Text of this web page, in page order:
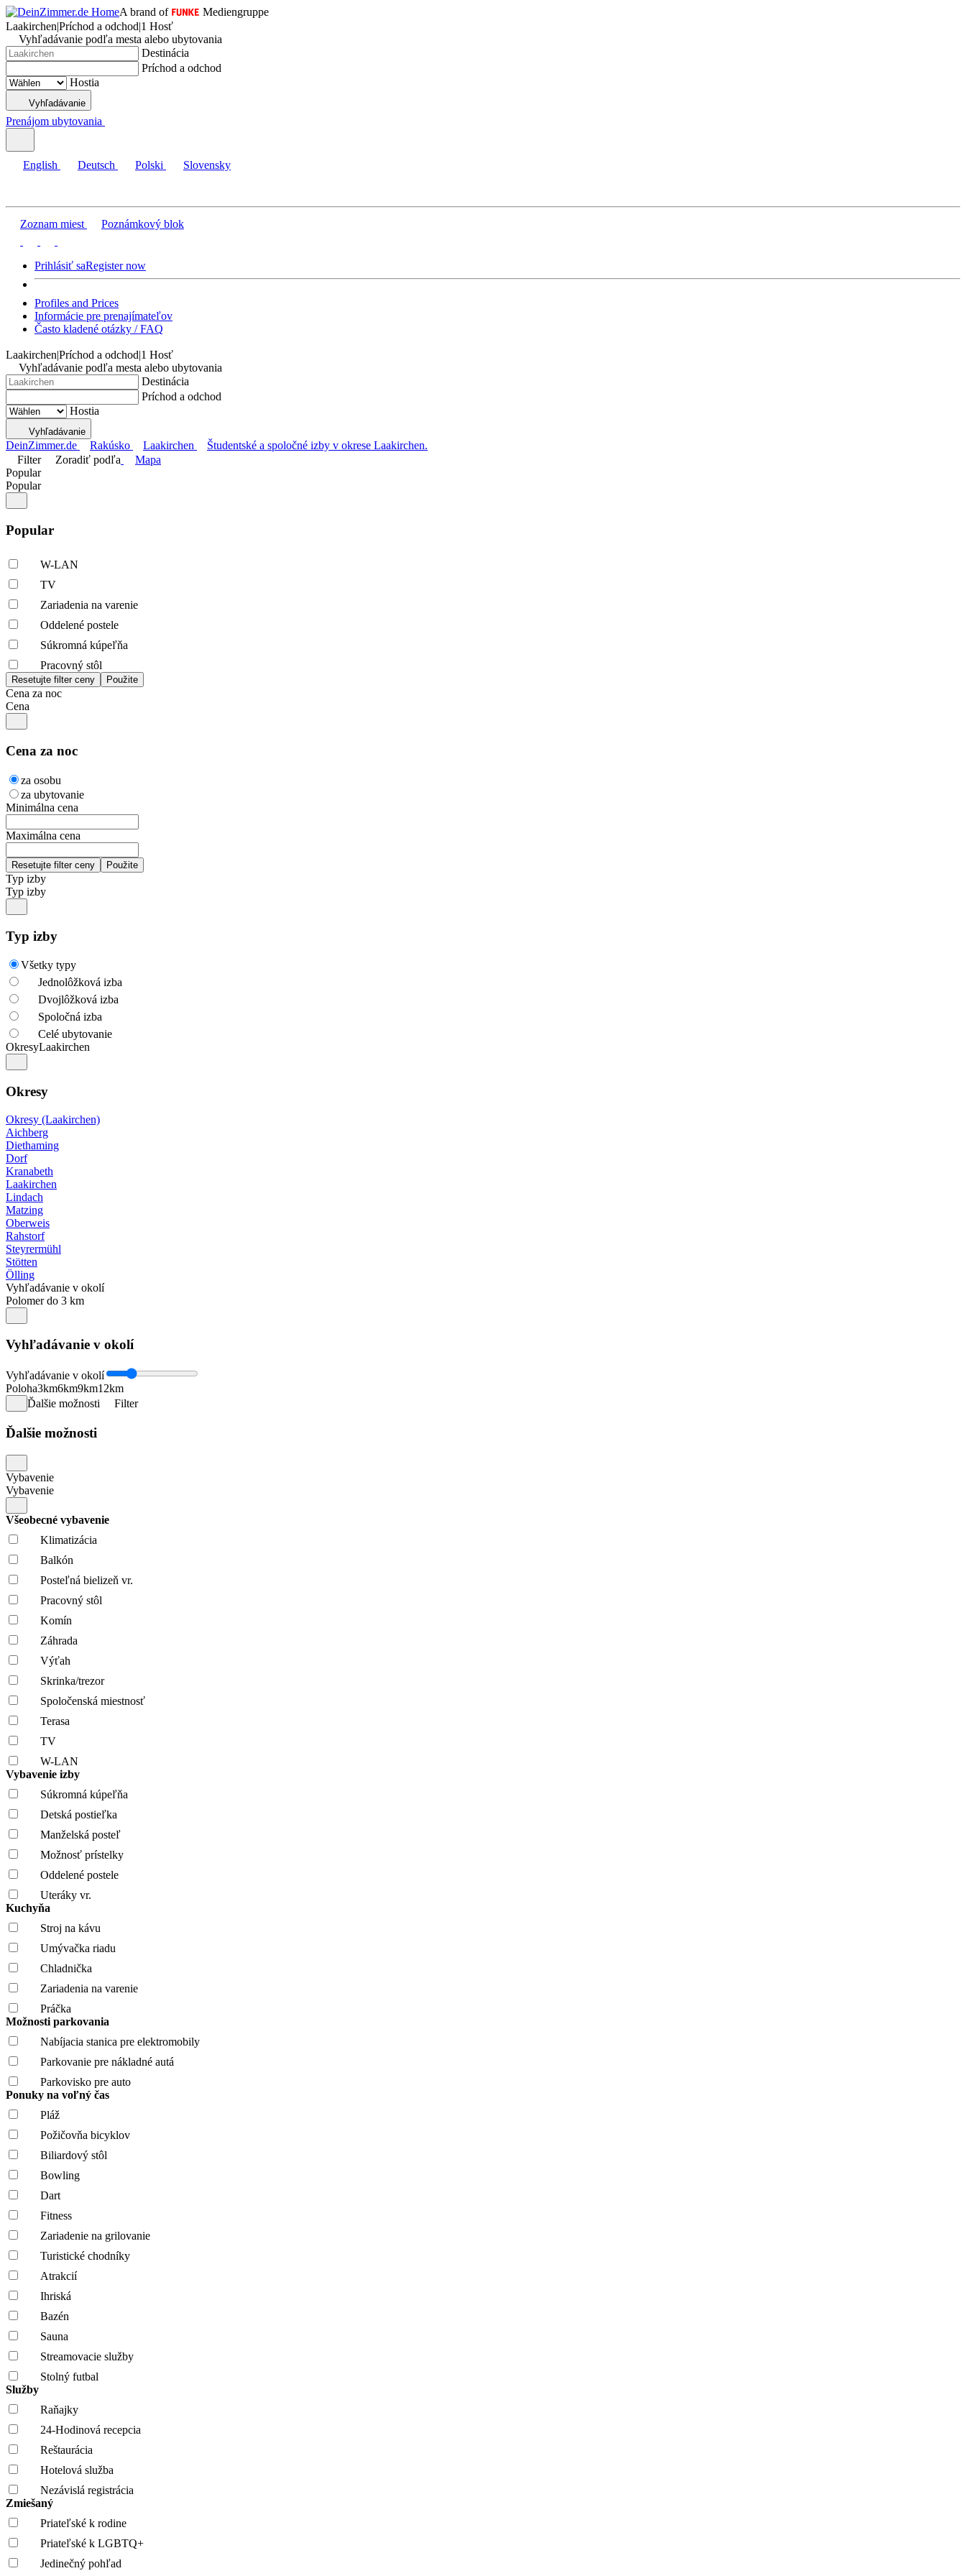
A brand of
Mediengruppe
Laakirchen|Príchod a odchod|1 Hosť
Vyhľadávanie podľa mesta alebo ubytovania
Destinácia
Príchod a odchod
Hostia
Vyhľadávanie
Prenájom ubytovania
English Deutsch Polski Slovensky
Zoznam miest Poznámkový blok
Prihlásiť saRegister now
Profiles and Prices
Informácie pre prenajímateľov
Často kladené otázky / FAQ
Laakirchen|Príchod a odchod|1 Hosť
Vyhľadávanie podľa mesta alebo ubytovania
Destinácia
Príchod a odchod
Hostia
Vyhľadávanie
DeinZimmer.de Rakúsko Laakirchen
Študentské a spoločné izby v okrese Laakirchen.
Filter
Zoradiť podľa
Mapa
Popular
Popular
Popular
W-LAN
TV
Zariadenia na varenie
Oddelené postele
Súkromná kúpeľňa
Pracovný stôl
Cena za noc
Cena
Cena za noc
za osobu
za ubytovanie
Minimálna cena
Maximálna cena
Typ izby
Typ izby
Typ izby
Všetky typy
Jednolôžková izba
Dvojlôžková izba
Spoločná izba
Celé ubytovanie
OkresyLaakirchen
Okresy
Okresy (Laakirchen)
Aichberg
Diethaming
Dorf
Kranabeth
Laakirchen
Lindach
Matzing
Oberweis
Rahstorf
Steyrermühl
Stötten
Ölling
Vyhľadávanie v okolí
Polomer do 3 km
Vyhľadávanie v okolí
Vyhľadávanie v okolí
Poloha3km6km9km12km
Ďalšie možnosti
Filter
Ďalšie možnosti
Vybavenie
Vybavenie
Všeobecné vybavenie
Klimatizácia
Balkón
Posteľná bielizeň vr.
Pracovný stôl
Komín
Záhrada
Výťah
Skrinka/trezor
Spoločenská miestnosť
Terasa
TV
W-LAN
Vybavenie izby
Súkromná kúpeľňa
Detská postieľka
Manželská posteľ
Možnosť prístelky
Oddelené postele
Uteráky vr.
Kuchyňa
Stroj na kávu
Umývačka riadu
Chladnička
Zariadenia na varenie
Práčka
Možnosti parkovania
Nabíjacia stanica pre elektromobily
Parkovanie pre nákladné autá
Parkovisko pre auto
Ponuky na voľný čas
Pláž
Požičovňa bicyklov
Biliardový stôl
Bowling
Dart
Fitness
Zariadenie na grilovanie
Turistické chodníky
Atrakcií
Ihriská
Bazén
Sauna
Streamovacie služby
Stolný futbal
Služby
Raňajky
24-Hodinová recepcia
Reštaurácia
Hotelová služba
Nezávislá registrácia
Zmiešaný
Priateľské k rodine
Priateľské k LGBTQ+
Jedinečný pohľad